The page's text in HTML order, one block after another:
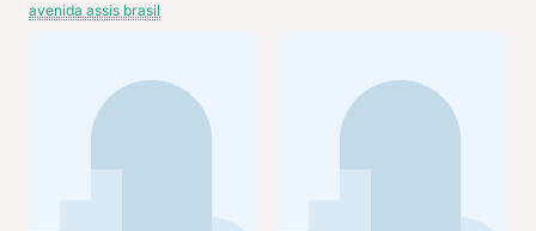
avenida assis brasil